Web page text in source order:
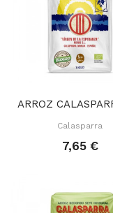
Calasparra
7,65 €